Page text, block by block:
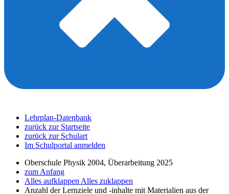
Lehrplan-Datenbank
zurück zur Startseite
zurück zur Schulart
Im Schulportal anmelden
Oberschule Physik 2004, Überarbeitung 2025
zum Anfang
Alles aufklappen Alles zuklappen
Anzahl der Lernziele und -inhalte mit Materialien aus der